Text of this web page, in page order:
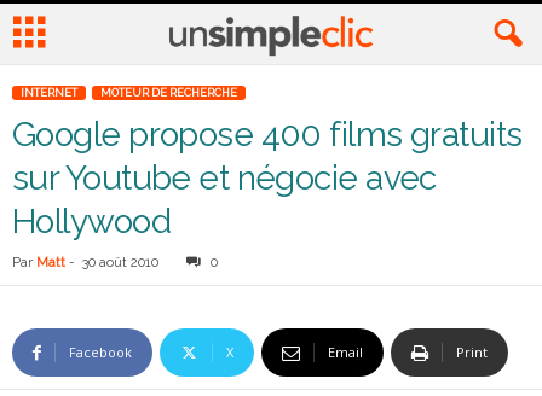
INTERNET MOTEUR DE RECHERCHE
Google propose 400 films gratuits
sur Youtube et négocie avec
Hollywood
Par Matt - 30 août 2010 0
Facebook X Email Print